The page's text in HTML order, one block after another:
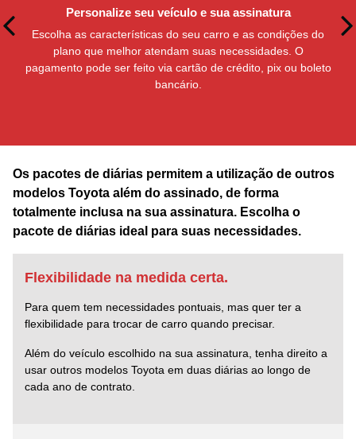
Personalize seu veículo e sua assinatura
Escolha as características do seu carro e as condições do
plano que melhor atendam suas necessidades. O
pagamento pode ser feito via cartão de crédito, pix ou boleto
bancário.
Os pacotes de diárias permitem a utilização de outros
modelos Toyota além do assinado, de forma
totalmente inclusa na sua assinatura. Escolha o
pacote de diárias ideal para suas necessidades.
Flexibilidade na medida certa.
Para quem tem necessidades pontuais, mas quer ter a
flexibilidade para trocar de carro quando precisar.
Além do veículo escolhido na sua assinatura, tenha direito a
usar outros modelos Toyota em duas diárias ao longo de
cada ano de contrato.